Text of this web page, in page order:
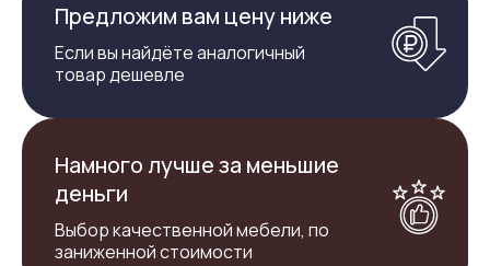
Предложим вам цену ниже
Если вы найдёте аналогичный
товар дешевле
Намного лучше за меньшие
деньги
Выбор качественной мебели, по
заниженной стоимости